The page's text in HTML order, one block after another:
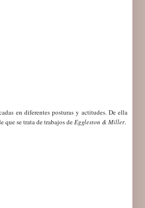
en diferentes posturas y actitudes. De ella
que se trata de trabajos deEggleston & Miller.